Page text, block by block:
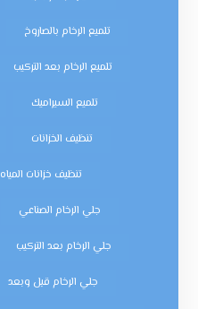
تلميع الرخام بالصاروخ
تلميع الرخام بعد التركيب
تلميع السيراميك
تنظيف الخزانات
تنظيف خزانات المياه
جلي الرخام الصناعي
جلي الرخام بعد التركيب
جلي الرخام قبل وبعد